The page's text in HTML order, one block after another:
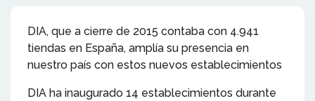
DIA, que a cierre de 2015 contaba con 4.941
tiendas en España, amplía su presencia en
nuestro país con estos nuevos establecimientos
DIA ha inaugurado 14 establecimientos durante